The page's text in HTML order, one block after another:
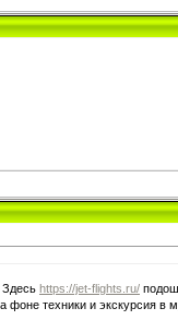
Здесь https://jet-flights.ru/
техники и экскурсия в